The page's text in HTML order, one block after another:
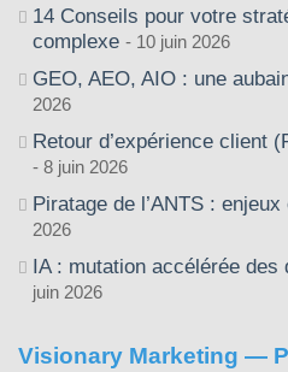
14 Conseils pour votre
complexe
10 juin 2026
GEO, AEO, AIO : une
2026
Retour d’expérience client
8 juin 2026
Piratage de l’ANTS :
2026
IA : mutation accélérée
juin 2026
Visionary Marketing —